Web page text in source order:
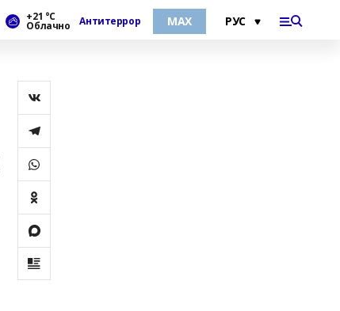
+21 °С
Облачно Антитеррор МАХ